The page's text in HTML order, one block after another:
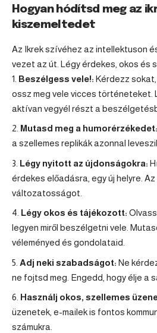
Hogyan hódítsd meg az
kiszemeltedet
Az Ikrek szívéhez az intellektuson
vezet az út. Légy érdekes, okos és
Beszélgess vele!: Kérdezz
ossz meg vele vicces történeteket.
aktívan vegyél részt a
Mutasd meg a humorérzékedet:
a szellemes replikák azonnal
Légy nyitott az újdonságokra:
érdekes előadásra, egy új helyre. Az
változatosságot.
Légy okos és tájékozott:
legyen miről beszélgetni vele.
véleményed és gondolataid.
Adj neki szabadságot: Ne
ne fojtsd meg. Engedd, hogy élje a
Használj okos, szellemes
üzenetek, e-mailek is fontos
számukra.